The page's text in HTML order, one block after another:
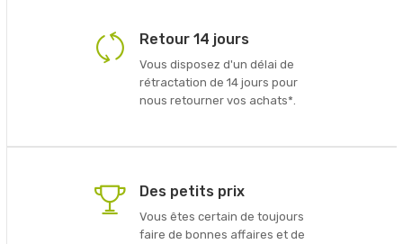
Retour 14 jours
Vous disposez d'un délai de
rétractation de 14 jours pour
nous retourner vos achats*.
Des petits prix
Vous êtes certain de toujours
faire de bonnes affaires et de